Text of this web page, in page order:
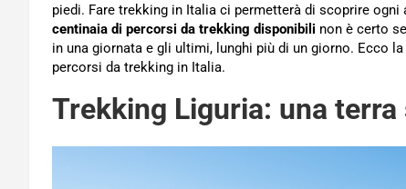
piedi. Fare trekking in Italia ci permetterà di scoprire
centinaia di percorsi da trekking disponibili non è certo
in una giornata e gli ultimi, lunghi più di un giorno. Ecco
percorsi da trekking in Italia.
Trekking Liguria: una terra